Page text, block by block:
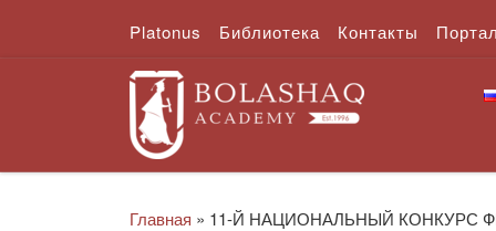
Перейти к содержимому
Platonus Библиотека Контакты
Главная » 11-Й НАЦИОНАЛЬНЫЙ КОНКУРС